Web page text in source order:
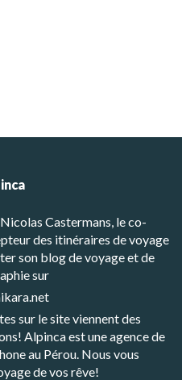
Castermans, le co-
des itinéraires de voyage
son blog de voyage et de
sur
sur le site viennent des
Alpinca est une agence de
au Pérou. Nous vous
de vos rêve!